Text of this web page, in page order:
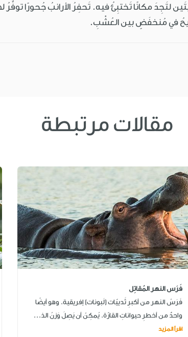
لتَجِدَ مكانًا تَختبِئُ فيه. تَحفِرُ الأرانبُ جُحورًا توفِّرُ
في مُنخفَضٍ بين العُشْبِ.
مقالات مرتبطة
فَرَس النهر المُقاتِل
فَرَسُ النهر من أكبرِ ثَدييّات (لَبونات) إفريقية. وهو أيضًا
واحدٌ من أخطرِ حيواناتِ القارّة. يُمكِنُ أن يَصِلَ وَزنُ الذ...
اقرأ المزيد